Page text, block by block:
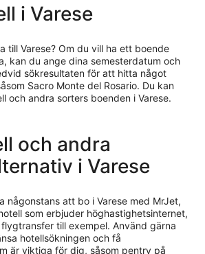
i Varese
till Varese? Om du vill ha ett boende
kan du ange dina semesterdatum och
sökresultaten för att hitta något
Sacro Monte del Rosario. Du kan
välja bland 24 hotell och andra sorters boenden i Varese.
och andra
i Varese
någonstans att bo i Varese med MrJet,
som erbjuder höghastighetsinternet,
till exempel. Använd gärna
hotellsökningen och få
är viktiga för dig, såsom pentry på